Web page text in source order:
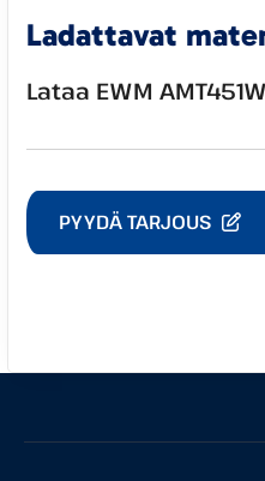
Ladattavat
Lataa EWM
PYYDÄ TARJOUS